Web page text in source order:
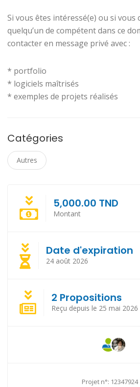
Si vous êtes intéressé(e) ou si vous
quelqu’un de compétent dans ce
contacter en message privé avec :
* portfolio
* logiciels maîtrisés
* exemples de projets réalisés
Catégories
Autres
5,000.00 TND
Montant
Date d'expiration
24 août 2026
2 Propositions
Reçu depuis le 25 mai 2026
Projet n°: 12347924